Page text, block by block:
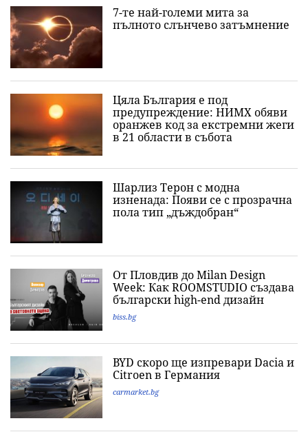
7-те най-големи мита за
пълното слънчево затъмнение
Цяла България е под
предупреждение: НИМХ обяви
оранжев код за екстремни жеги
в 21 области в събота
Шарлиз Терон с модна
изненада: Появи се с прозрачна
пола тип „дъждобран“
От Пловдив до Milan Design
Week: Как ROOMSTUDIO създава
български high-end дизайн
biss.bg
BYD скоро ще изпревари Dacia и
Citroеn в Германия
carmarket.bg